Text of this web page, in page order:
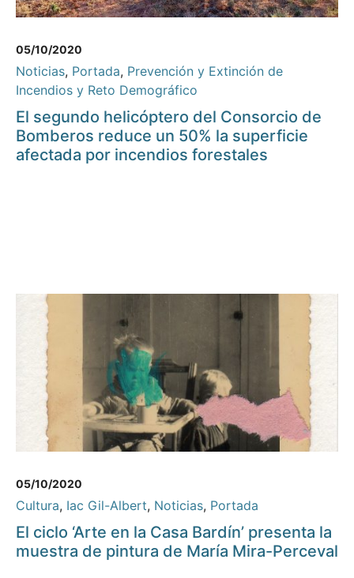
05/10/2020
Noticias, Portada, Prevención y Extinción de
Incendios y Reto Demográfico
El segundo helicóptero del Consorcio de
Bomberos reduce un 50% la superficie
afectada por incendios forestales
05/10/2020
Cultura, Iac Gil-Albert, Noticias, Portada
El ciclo ‘Arte en la Casa Bardín’ presenta la
muestra de pintura de María Mira-Perceval